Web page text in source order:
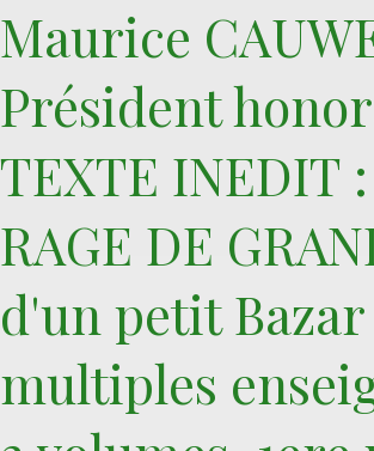
‎Maurice
Président
‎TEXTE INEDIT
RAGE DE
d'un petit
multiples